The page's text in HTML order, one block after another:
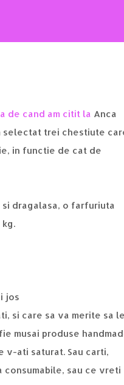
de cand am citit la Anca
selectat trei chestiute
in functie de cat de
si dragalasa, o farfuriuta
jos
si care sa va merite sa le
musai produse
v-ati saturat. Sau carti,
consumabile, sau ce vreti